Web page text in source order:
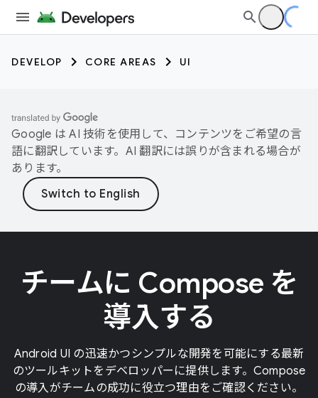
DEVELOP CORE AREAS UI
Google は AI 技術を使用して、コンテンツをご希望の言
語に翻訳しています。AI 翻訳には誤りが含まれる場合が
あります。
チームに Compose を
導入する
Android UI の迅速かつシンプルな開発を可能にする最新
のツールキットをデベロッパーに提供します。Compose
の導入がチームの成功に役立つ理由をご確認ください。